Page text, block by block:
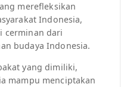
merefleksikan
Indonesia,
cerminan dari
budaya Indonesia.
yang dimiliki,
mampu menciptakan